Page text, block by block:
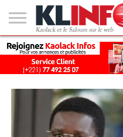
#2
(PAS
DE
TITRE)
KAOLACK
POLITIQUE
ECONOMIE
SOCIÉTÉ
CULTURE
PEOPLE
SPORT
SANTÉ
AFRIQUE
INTERNATIONAL
EMPLOI &
FORMATION